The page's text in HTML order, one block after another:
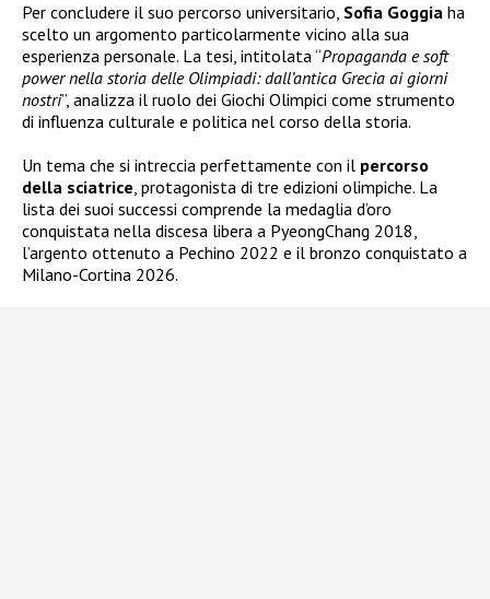
Per concludere il suo percorso universitario, Sofia Goggia ha
scelto un argomento particolarmente vicino alla sua
esperienza personale. La tesi, intitolata “Propaganda e soft
power nella storia delle Olimpiadi: dall’antica Grecia ai giorni
nostri”, analizza il ruolo dei Giochi Olimpici come strumento
di influenza culturale e politica nel corso della storia.
Un tema che si intreccia perfettamente con il percorso
della sciatrice, protagonista di tre edizioni olimpiche. La
lista dei suoi successi comprende la medaglia d’oro
conquistata nella discesa libera a PyeongChang 2018,
l’argento ottenuto a Pechino 2022 e il bronzo conquistato a
Milano-Cortina 2026.